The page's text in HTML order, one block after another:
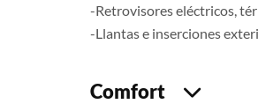
-Retrovisores eléctricos,
-Llantas e inserciones
Comfort